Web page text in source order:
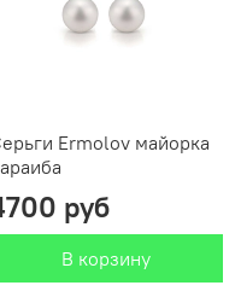
Ermolov майорка
руб
В корзину